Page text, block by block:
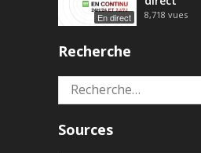
En direct 8,718 vues
Recherche
Rechercher :
Sources